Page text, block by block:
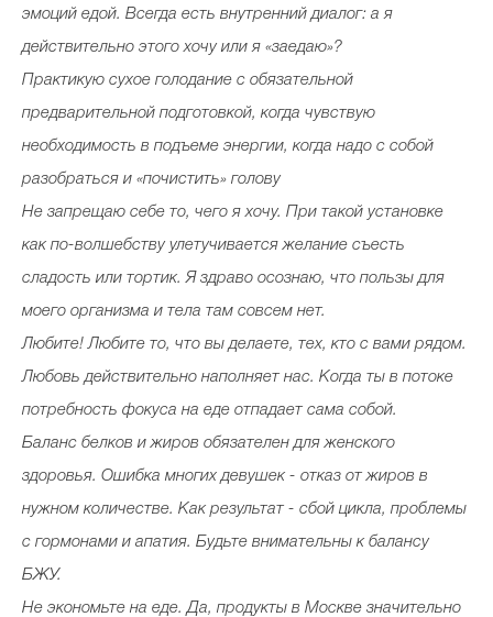
эмоций едой. Всегда есть внутренний диалог: а я
действительно этого хочу или я «заедаю»?
Практикую сухое голодание с обязательной
предварительной подготовкой, когда чувствую
необходимость в подъеме энергии, когда надо с собой
разобраться и «почистить» голову
Не запрещаю себе то, чего я хочу. При такой установке
как по-волшебству улетучивается желание съесть
сладость или тортик. Я здраво осознаю, что пользы для
моего организма и тела там совсем нет.
Любите! Любите то, что вы делаете, тех, кто с вами рядом.
Любовь действительно наполняет нас. Когда ты в потоке
потребность фокуса на еде отпадает сама собой.
Баланс белков и жиров обязателен для женского
здоровья. Ошибка многих девушек - отказ от жиров в
нужном количестве. Как результат - сбой цикла, проблемы
с гормонами и апатия. Будьте внимательны к балансу
БЖУ.
Не экономьте на еде. Да, продукты в Москве значительно